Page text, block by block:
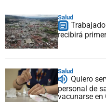
Salud
recibirá
Salud
Quiero
personal de
vacunarse en